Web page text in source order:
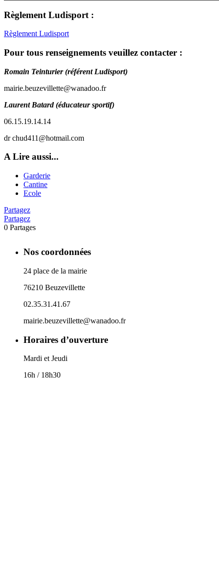
Règlement Ludisport :
Règlement Ludisport
Pour tous renseignements veuillez contacter :
Romain Teinturier (référent Ludisport)
mairie.beuzevillette@wanadoo.fr
Laurent Batard (éducateur sportif)
06.15.19.14.14
dr chud411@hotmail.com
A Lire aussi...
Garderie
Cantine
Ecole
Partagez
Partagez
0 Partages
Nos coordonnées
24 place de la mairie
76210 Beuzevillette
02.35.31.41.67
mairie.beuzevillette@wanadoo.fr
Horaires d’ouverture
Mardi et Jeudi
16h / 18h30